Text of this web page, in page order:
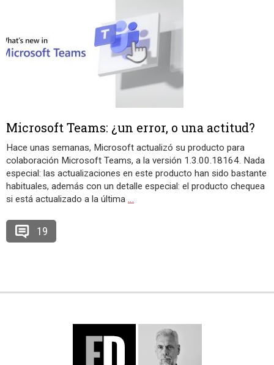
Microsoft Teams: ¿un error, o una actitud?
Hace unas semanas, Microsoft actualizó su producto para
colaboración Microsoft Teams, a la versión 1.3.00.18164. Nada
especial: las actualizaciones en este producto han sido bastante
habituales, además con un detalle especial: el producto chequea
si está actualizado a la última …
19